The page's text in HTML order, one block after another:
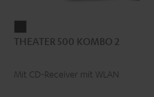
500
2
THEATER 500 KOMBO 2
Mit CD-Receiver mit WLAN